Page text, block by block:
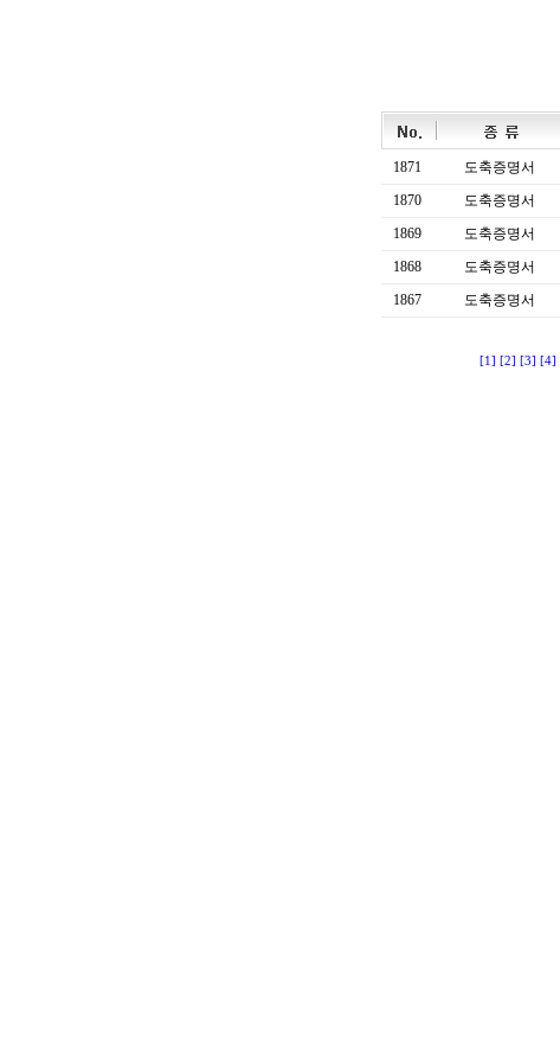
1871 도축증명서
1870
도축증명서
1869
도축증명서
1868
도축증명서
1867
도축증명서
[1] [2] [3] [4]